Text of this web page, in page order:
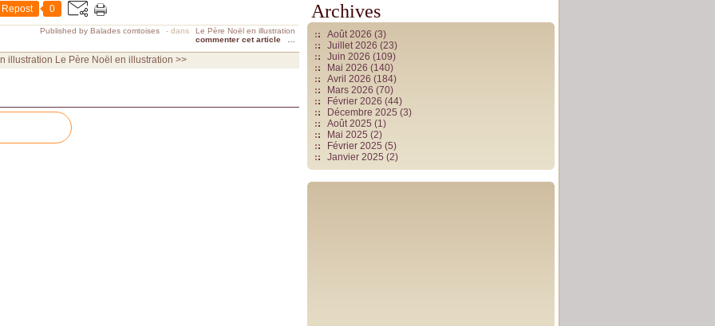
Repost 0
Published by Balades comtoises - dans
Le Père Noël en illustration
commenter cet article
illustration Le Père Noël en illustration >>
Archives
Août 2026 (3)
Juillet 2026 (23)
Juin 2026 (109)
Mai 2026 (140)
Avril 2026 (184)
Mars 2026 (70)
Février 2026 (44)
Décembre 2025 (3)
Août 2025 (1)
Mai 2025 (2)
Février 2025 (5)
Janvier 2025 (2)